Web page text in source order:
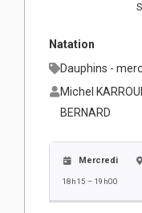
Natation
Dauphins -
Michel
BERNARD
Mercredi
18h15 – 19h00